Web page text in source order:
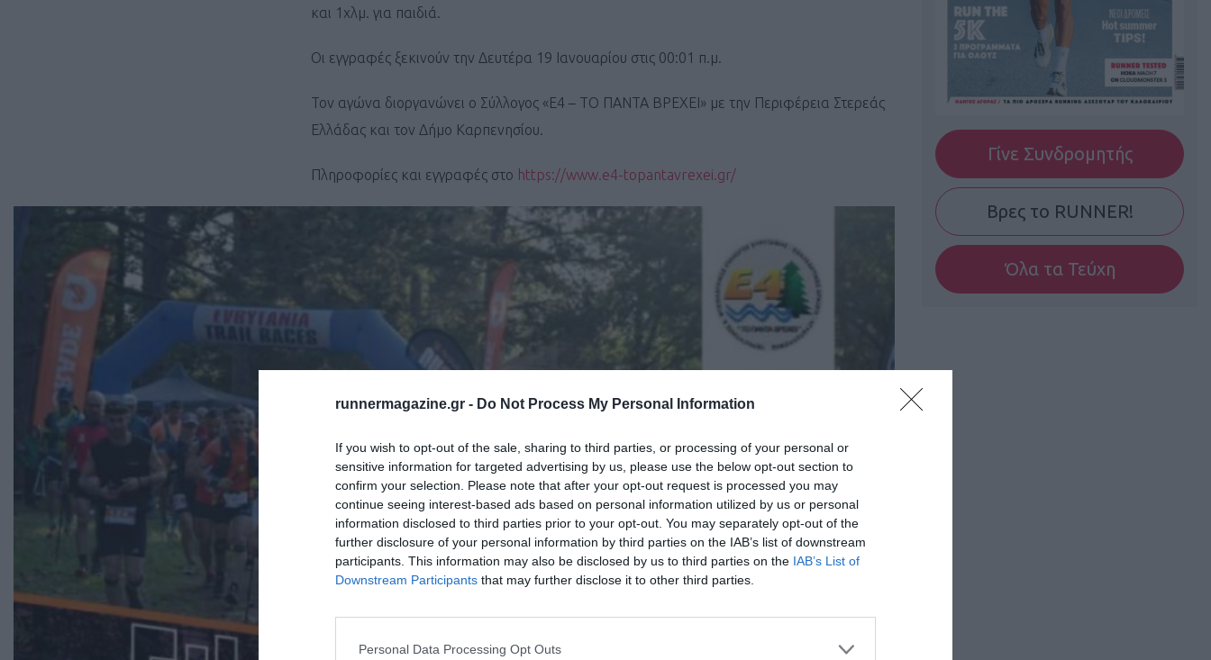
runnermagazine.gr - Do Not Process My Personal Information
If you wish to opt-out of the sale, sharing to third parties, or processing of your personal or
sensitive information for targeted advertising by us, please use the below opt-out section to
confirm your selection. Please note that after your opt-out request is processed you may
continue seeing interest-based ads based on personal information utilized by us or personal
information disclosed to third parties prior to your opt-out. You may separately opt-out of the
further disclosure of your personal information by third parties on the IAB’s list of downstream
participants. This information may also be disclosed by us to third parties on the IAB’s List of
Downstream Participants that may further disclose it to other third parties.
Personal Data Processing Opt Outs
και 1χλμ. για παιδιά.
Οι εγγραφές ξεκινούν την Δευτέρα 19 Ιανουαρίου στις 00:01 π.μ.
Τον αγώνα διοργανώνει ο Σύλλογος «Ε4 – ΤΟ ΠΑΝΤΑ ΒΡΕΧΕΙ» με την Περιφέρεια Στερεάς
Ελλάδας και τον Δήμο Καρπενησίου.
Πληροφορίες και εγγραφές στο https://www.e4-topantavrexei.gr/
Γίνε Συνδρομητής
Βρες το RUNNER!
Όλα τα Τεύχη